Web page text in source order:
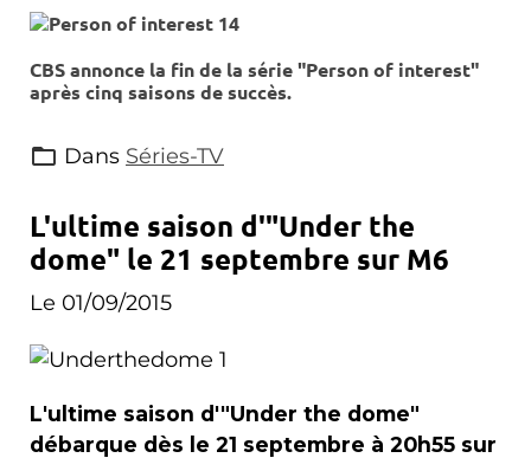
CBS annonce la fin de la série "Person of interest"
après cinq saisons de succès.
Dans Séries-TV
L'ultime saison d'"Under the
dome" le 21 septembre sur M6
Le 01/09/2015
L'ultime saison d'"Under the dome"
débarque dès le 21 septembre à 20h55 sur